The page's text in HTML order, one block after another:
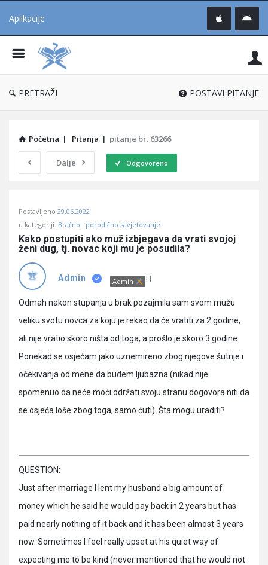
Aplikacije
®
PRETRAŽI POSTAVI PITANJE
Početna | Pitanja | pitanje br. 63266
Dalje Odgovoreno
Učene
Latest
Pitanja
Postavljeno 29.06.2022
u kategoriji: Bračno i porodično savjetovanje
Kako postupiti ako muž izbjegava da vrati svojoj
ženi dug, tj. novac koji mu je posudila?
Admin Admin IT
Odmah nakon stupanja u brak pozajmila sam svom mužu
veliku svotu novca za koju je rekao da će vratiti za 2 godine,
ali nije vratio skoro ništa od toga, a prošlo je skoro 3 godine.
Ponekad se osjećam jako uznemireno zbog njegove šutnje i
očekivanja od mene da budem ljubazna (nikad nije
spomenuo da neće moći održati svoju stranu dogovora niti da
se osjeća loše zbog toga, samo ćuti). Šta mogu uraditi?
QUESTION:
Just after marriage I lent my husband a big amount of
money which he said he would pay back in 2 years but has
paid nearly nothing of it back and it has been almost 3 years
now. Sometimes I feel really upset at his quiet way of
expecting me to be kind (never mentioned that he would not